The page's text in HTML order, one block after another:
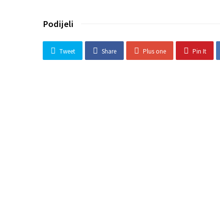
Podijeli
Tweet Share Plus one Pin It